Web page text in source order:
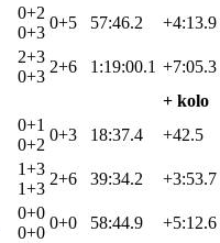
0+2
0+3
0+5 57:46.2 +4:13.9
2+3
0+3
2+6 1:19:00.1 +7:05.3
+ kolo
0+1
0+2
0+3 18:37.4 +42.5
1+3
1+3
2+6 39:34.2 +3:53.7
0+0
0+0
0+0 58:44.9 +5:12.6